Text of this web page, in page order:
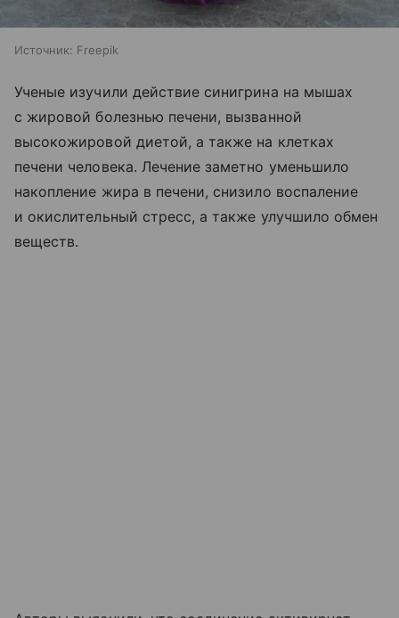
Источник: Freepik
Ученые изучили действие синигрина на мышах
с жировой болезнью печени, вызванной
высокожировой диетой, а также на клетках
печени человека. Лечение заметно уменьшило
накопление жира в печени, снизило воспаление
и окислительный стресс, а также улучшило обмен
веществ.